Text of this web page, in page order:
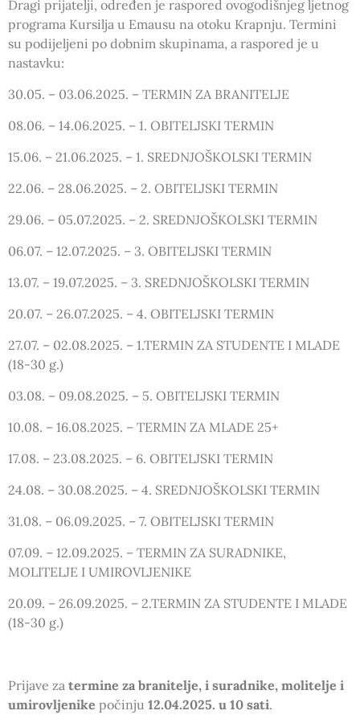
Dragi prijatelji, određen je raspored ovogodišnjeg ljetnog
programa Kursilja u Emausu na otoku Krapnju. Termini
su podijeljeni po dobnim skupinama, a raspored je u
nastavku:
30.05. – 03.06.2025. – TERMIN ZA BRANITELJE
08.06. – 14.06.2025. – 1. OBITELJSKI TERMIN
15.06. – 21.06.2025. – 1. SREDNJOŠKOLSKI TERMIN
22.06. – 28.06.2025. – 2. OBITELJSKI TERMIN
29.06. – 05.07.2025. – 2. SREDNJOŠKOLSKI TERMIN
06.07. – 12.07.2025. – 3. OBITELJSKI TERMIN
13.07. – 19.07.2025. – 3. SREDNJOŠKOLSKI TERMIN
20.07. – 26.07.2025. – 4. OBITELJSKI TERMIN
27.07. – 02.08.2025. – 1.TERMIN ZA STUDENTE I MLADE
(18-30 g.)
03.08. – 09.08.2025. – 5. OBITELJSKI TERMIN
10.08. – 16.08.2025. – TERMIN ZA MLADE 25+
17.08. – 23.08.2025. – 6. OBITELJSKI TERMIN
24.08. – 30.08.2025. – 4. SREDNJOŠKOLSKI TERMIN
31.08. – 06.09.2025. – 7. OBITELJSKI TERMIN
07.09. – 12.09.2025. – TERMIN ZA SURADNIKE,
MOLITELJE I UMIROVLJENIKE
20.09. – 26.09.2025. – 2.TERMIN ZA STUDENTE I MLADE
(18-30 g.)
Prijave za termine za branitelje, i suradnike, molitelje i
umirovljenike počinju 12.04.2025. u 10 sati.